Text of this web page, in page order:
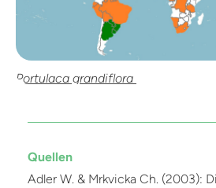
Portulaca grandiflora
Quellen
Adler W. & Mrkvicka Ch. (2003):